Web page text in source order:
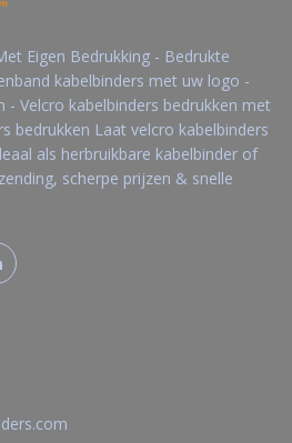
Eigen Bedrukking - Bedrukte
kabelbinders met uw logo -
- Velcro kabelbinders bedrukken met
bedrukken Laat velcro kabelbinders
als herbruikbare kabelbinder of
scherpe prijzen & snelle